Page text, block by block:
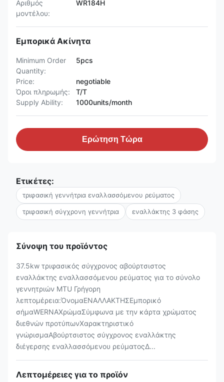
Αριθμός
μοντέλου:
WR184H
Εμπορικά Ακίνητα
Minimum Order
Quantity:
5pcs
Price:
negotiable
Όροι πληρωμής:
T/T
Supply Ability:
1000units/month
Ερώτηση Τώρα
Ετικέτες:
τριφασική γεννήτρια εναλλασσόμενου ρεύματος
τριφασική σύγχρονη γεννήτρια εναλλάκτης 3 φάσης
Σύνοψη του προϊόντος
37.5kw τριφασικός σύγχρονος αβούρτσιστος
εναλλάκτης εναλλασσόμενου ρεύματος για το σύνολο
γεννητριών MTU Γρήγορη
λεπτομέρεια:ΌνομαΕΝΑΛΛΑΚΤΗΣΕμπορικό
σήμαWERNAΧρώμαΣύμφωνα με την κάρτα χρώματος
διεθνών προτύπωνΧαρακτηριστικό
γνώρισμαΑβούρτσιστος σύγχρονος εναλλάκτης
διέγερσης εναλλασσόμενου ρεύματοςΔ...
Λεπτομέρειες για το προϊόν